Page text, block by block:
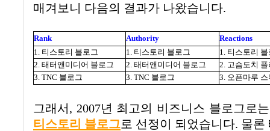
매겨보니 다음의 결과가 나왔습니다.
Rank Authority
Reactions
1. 티스토리 블로그
1. 티스토리 블로그
1. 티스토리
2. 태터앤미디어 블로그
2. 태터앤미디어 블로그 2. 고슴도치 플
3. TNC 블로그
3. TNC 블로그 3. 오픈마루
그래서, 2007년 최고의 비즈니스 블로그로
티스토리 블로그로 선정이 되었습니다. 물